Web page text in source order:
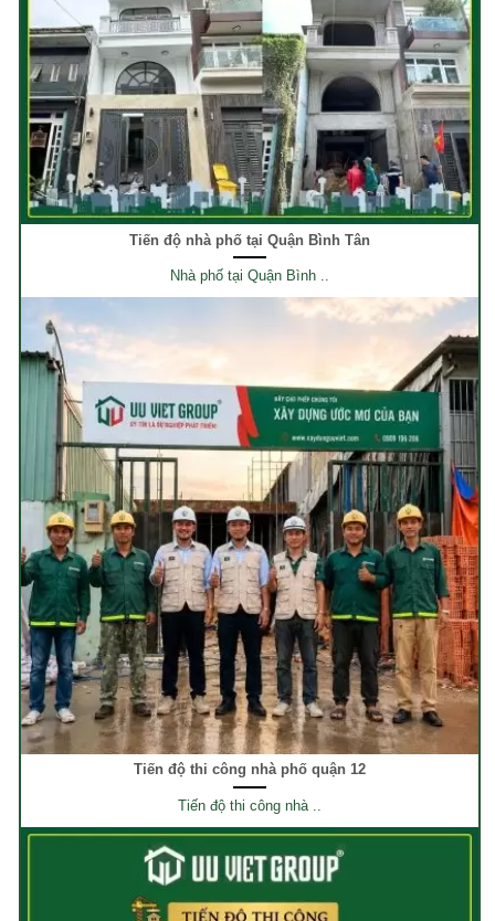
Tiến độ nhà phố tại Quận Bình Tân
Nhà phố tại Quận Bình ..
Tiến độ thi công nhà phố quận 12
Tiến độ thi công nhà ..